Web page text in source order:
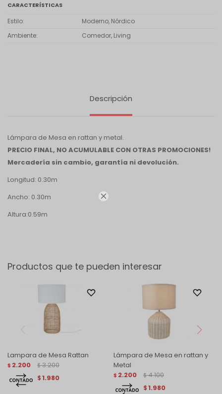

CARACTERÍSTICAS
Estilo
Moderno, Nórdico
Ambiente
Comedor, Living
Descripción
Lámpara de Mesa en rattan y metal.
PRECIO FINAL, NO ACUMULABLE CON OTRAS PROMOCIONES!
Mercadería sin cambio, garantía ni devolución.
Longitud: 0.30m
Ancho: 0.30m
Altura:0.59m
Productos que te pueden interesar
Lampara de Mesa Rattan
$ 2.200 $ 3.200
$1.980
Lámpara de Mesa en rattan y
Metal
$ 2.200 $ 4.100
$1.980